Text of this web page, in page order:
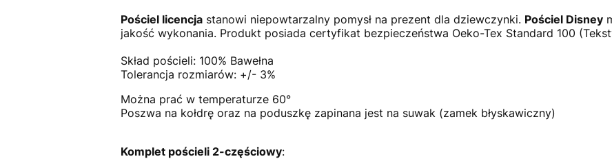
Pościel licencjastanowi niepowtarzalny pomysł na prezent dla dziewczynki. Pościel Disney
jakość wykonania. Produkt posiada certyfikat bezpieczeństwa Oeko-Tex Standard 100
Skład pościeli: 100% Bawełna
Tolerancja rozmiarów: +/- 3%
Można prać w temperaturze 60°
Poszwa na kołdrę oraz na poduszkę zapinana jest na suwak (zamek błyskawiczny)
Komplet pościeli 2-częściowy: